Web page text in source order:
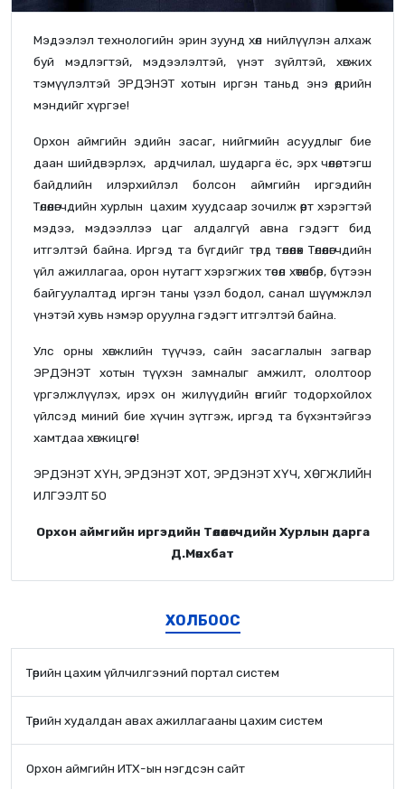
Мэдээлэл технологийн эрин зуунд хөл нийлүүлэн алхаж
буй мэдлэгтэй, мэдээлэлтэй, үнэт зүйлтэй, хөгжих
тэмүүлэлтэй ЭРДЭНЭТ хотын иргэн таньд энэ өдрийн
мэндийг хүргэе!
Орхон аймгийн эдийн засаг, нийгмийн асуудлыг бие
даан шийдвэрлэх, ардчилал, шударга ёс, эрх чөлөө, тэгш
байдлийн илэрхийлэл болсон аймгийн иргэдийн
Төлөөлөгчдийн хурлын цахим хуудсаар зочилж өөрт хэрэгтэй
мэдээ, мэдээллээ цаг алдалгүй авна гэдэгт бид
итгэлтэй байна. Иргэд та бүгдийг төрд төлөөлөх Төлөөлөгчдийн
үйл ажиллагаа, орон нутагт хэрэгжих төсөл хөтөлбөр, бүтээн
байгуулалтад иргэн таны үзэл бодол, санал шүүмжлэл
үнэтэй хувь нэмэр оруулна гэдэгт итгэлтэй байна.
Улс орны хөгжлийн түүчээ, сайн засаглалын загвар
ЭРДЭНЭТ хотын түүхэн замналыг амжилт, ололтоор
үргэлжлүүлэх, ирэх он жилүүдийн өнгийг тодорхойлох
үйлсэд миний бие хүчин зүтгэж, иргэд та бүхэнтэйгээ
хамтдаа хөгжицгөөе!
ЭРДЭНЭТ ХҮН, ЭРДЭНЭТ ХОТ, ЭРДЭНЭТ ХҮЧ, ХӨГЖЛИЙН
ИЛГЭЭЛТ 50
Орхон аймгийн иргэдийн Төлөөлөгчдийн Хурлын дарга
Д.Мөнхбат
ХОЛБООС
Төрийн цахим үйлчилгээний портал систем
Төрийн худалдан авах ажиллагааны цахим систем
Орхон аймгийн ИТХ-ын нэгдсэн сайт